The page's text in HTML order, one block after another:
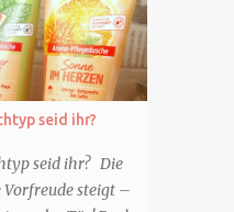
seid ihr?
seid ihr? Die
Vorfreude steigt –